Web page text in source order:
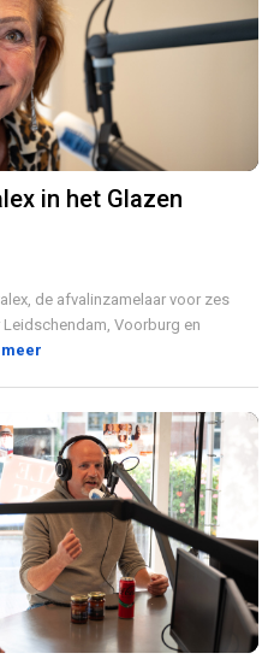
in het Glazen
de afvalinzamelaar voor zes
Voorburg en